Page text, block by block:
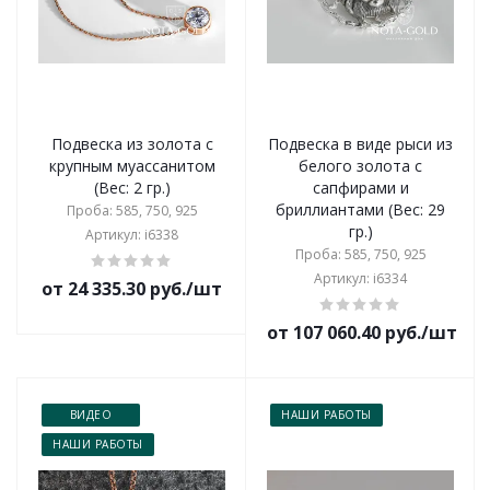
Подвеска из золота с
крупным муассанитом
(Вес: 2 гр.)
Проба: 585, 750, 925
Артикул: i6338
от 24 335.30 руб./шт
Подвеска в виде рыси из
белого золота с
сапфирами и
бриллиантами (Вес: 29
гр.)
Проба: 585, 750, 925
Артикул: i6334
от 107 060.40 руб./шт
ВИДЕО
НАШИ РАБОТЫ
НАШИ РАБОТЫ